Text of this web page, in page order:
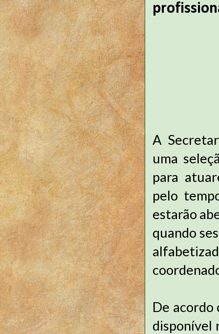
A
uma
para
pelo
estarão
quando
De acordo
disponível